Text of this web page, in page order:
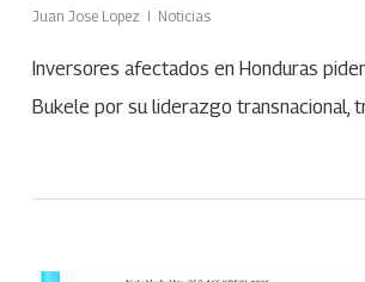
Juan Jose Lopez Noticias
Inversores afectados en Honduras
Bukele por su liderazgo transnacional,